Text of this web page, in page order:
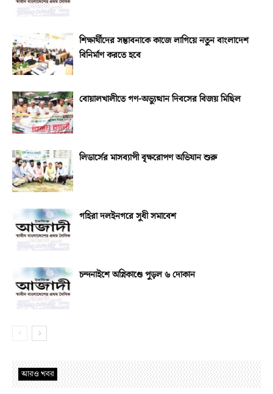
শিক্ষার্থীদের সম্ভাবনাকে কাজে লাগিয়ে নতুন বাংলাদেশ
বিনির্মাণ করতে হবে
বোয়ালখালীতে গণ-অভ্যুত্থান দিবসের বিজয় মিছিল
লিডার্সের মাসব্যাপী বৃক্ষরোপণ অভিযান শুরু
গহিরা দলইনগরে সুধী সমাবেশ
চন্দনাইশে অগ্নিকাণ্ডে পুড়ল ৬ দোকান
আরও খবর